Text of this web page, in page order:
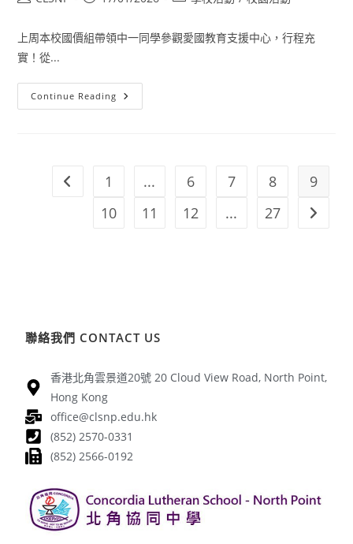
上周本校國價組帶領中一同學參觀愛國教育支援中心，行程充
實！從...
Continue Reading
1 ... 6 7 8
9
10
11 12 ... 27
聯絡我們 CONTACT US
香港北角雲景道20號 20 Cloud View Road, North Point,
Hong Kong
office@clsnp.edu.hk
(852) 2570-0331
(852) 2566-0192